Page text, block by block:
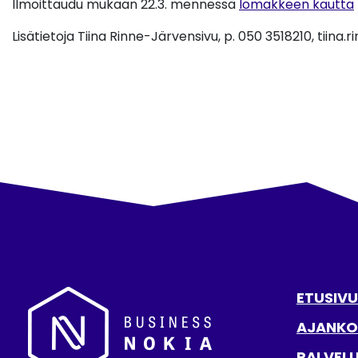
Ilmoittaudu mukaan 22.3. mennessä lomakkeen kautta
Lisätietoja Tiina Rinne-Järvensivu, p. 050 3518210,
ETUSIVU